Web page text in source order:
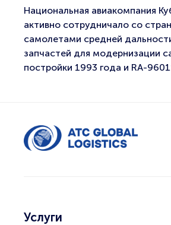
Национальная авиакомпания
активно сотрудничало со
самолетами средней
запчастей для модернизации
постройки 1993 года и RA-
Услуги